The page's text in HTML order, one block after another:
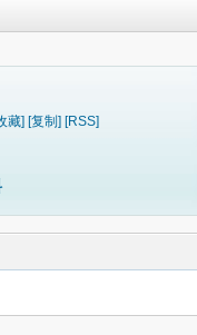
藏] [复制] [RSS]